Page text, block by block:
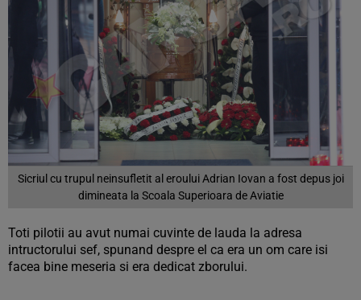
Sicriul cu trupul neinsufletit al eroului Adrian Iovan a fost depus joi
dimineata la Scoala Superioara de Aviatie
Toti pilotii au avut numai cuvinte de lauda la adresa
intructorului sef, spunand despre el ca era un om care isi
facea bine meseria si era dedicat zborului.